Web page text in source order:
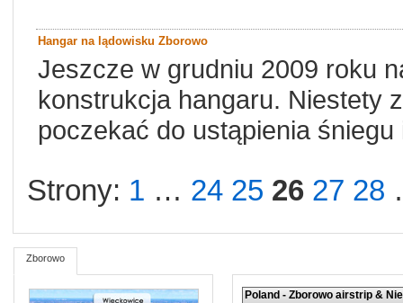
Hangar na lądowisku Zborowo
Jeszcze w grudniu 2009 roku
konstrukcja hangaru. Niestety
poczekać do ustąpienia śniegu
Strony: 1 … 24 25 26 27 28
Poland - Zborowo airstrip &
Zborowo